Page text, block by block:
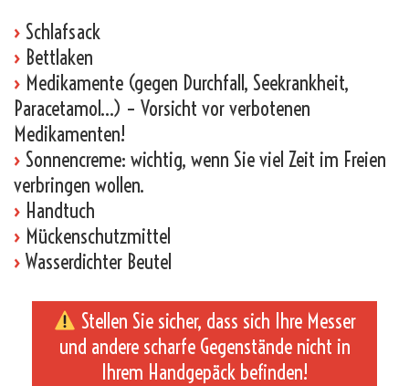
› Schlafsack
› Bettlaken
› Medikamente (gegen Durchfall, Seekrankheit,
Paracetamol…) – Vorsicht vor verbotenen
Medikamenten!
› Sonnencreme: wichtig, wenn Sie viel Zeit im Freien
verbringen wollen.
› Handtuch
› Mückenschutzmittel
› Wasserdichter Beutel
Stellen Sie sicher, dass sich Ihre Messer
und andere scharfe Gegenstände nicht in
Ihrem Handgepäck befinden!